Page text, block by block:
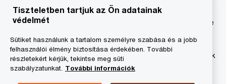
© 2023 - 2026 PwC. Minden jog fenntartva. A „PwC”
kifejezés a PricewaterhouseCoopers Könyvvizsgáló Kft.-re
amelyek az önálló és független jogi személyekből álló
PricewaterhouseCoopers International Limited hálózatának
tagja.
Tiszteletben tartjuk az Ön adatainak
védelmét
Sütiket használunk a tartalom személyre szabása és a jobb
felhasználói élmény biztosítása érdekében. További
részletekért kérjük, tekintse meg süti
szabályzatunkat. További információk